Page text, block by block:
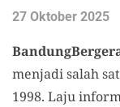
27 Oktober 2025
menjadi salah
1998. Laju